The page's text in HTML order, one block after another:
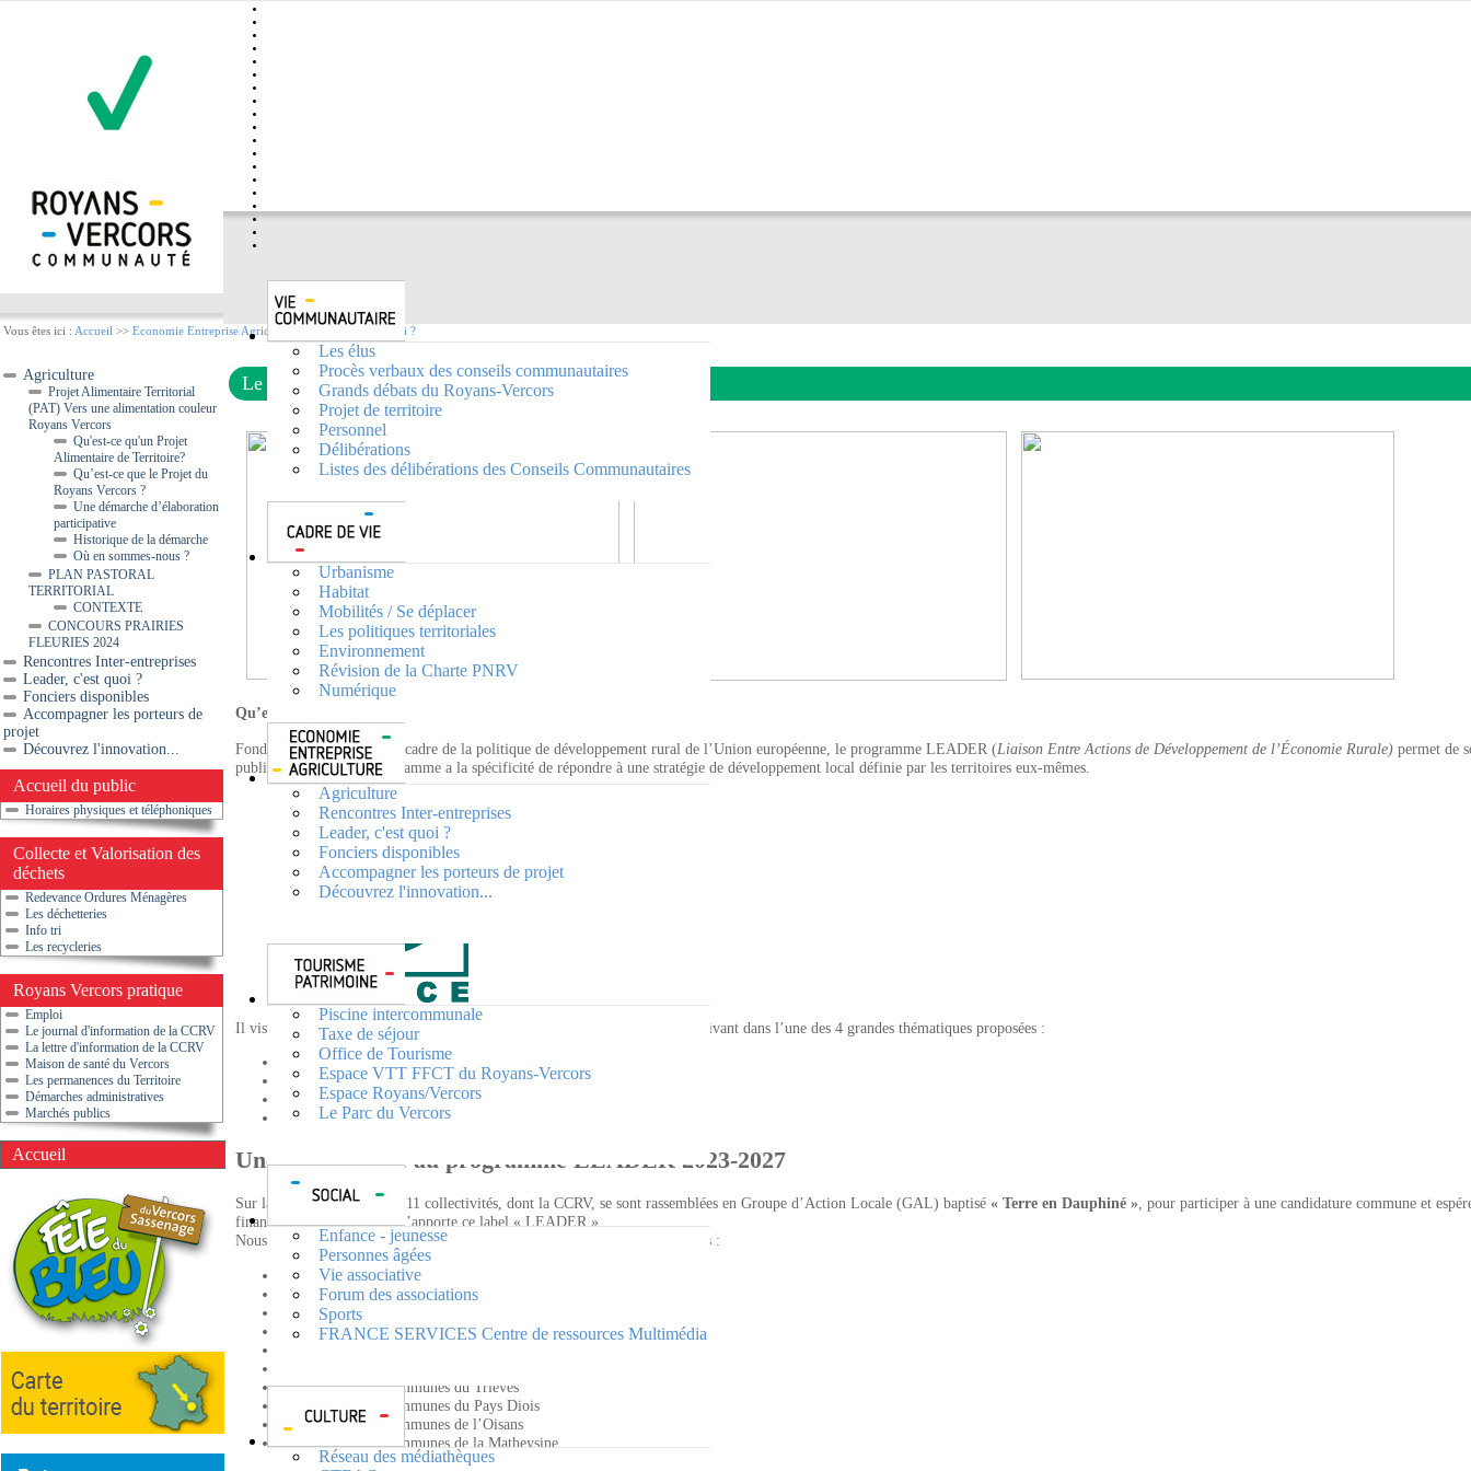
Les élus
Procès verbaux des conseils communautaires
Grands débats du Royans-Vercors
Projet de territoire
Personnel
Délibérations
Listes des délibérations des Conseils Communautaires
Urbanisme
Habitat
Mobilités / Se déplacer
Les politiques territoriales
Environnement
Révision de la Charte PNRV
Numérique
Agriculture
Rencontres Inter-entreprises
Leader, c'est quoi ?
Fonciers disponibles
Accompagner les porteurs de projet
Découvrez l'innovation...
Piscine intercommunale
Taxe de séjour
Office de Tourisme
Espace VTT FFCT du Royans-Vercors
Espace Royans/Vercors
Le Parc du Vercors
Enfance - jeunesse
Personnes âgées
Vie associative
Forum des associations
Sports
FRANCE SERVICES Centre de ressources Multimédia
Réseau des médiathèques
Vous êtes ici : Accueil >> Economie Entreprise Agriculture Leader, c'est quoi ?
Agriculture
Projet Alimentaire Territorial
(PAT) Vers une alimentation couleur
Royans Vercors
Qu'est-ce qu'un Projet
Alimentaire de Territoire?
Qu’est-ce que le Projet du
Royans Vercors ?
Une démarche d’élaboration
participative
Historique de la démarche
Où en sommes-nous ?
PLAN PASTORAL
TERRITORIAL
CONTEXTE
CONCOURS PRAIRIES
FLEURIES 2024
Rencontres Inter-entreprises
Leader, c'est quoi ?
Fonciers disponibles
Accompagner les porteurs de
projet
Découvrez l'innovation...
Accueil du public
Horaires physiques et téléphoniques
Collecte et Valorisation des
déchets
Redevance Ordures Ménagères
Les déchetteries
Info tri
Les recycleries
Royans Vercors pratique
Emploi
Le journal d'information de la CCRV
La lettre d'information de la CCRV
Maison de santé du Vercors
Les permanences du Territoire
Démarches administratives
Marchés publics
Accueil
Le programme LEADER sur le territoire Royans-Vercors
Qu’est ce que LEADER ?
Fonds mis en place dans le cadre de la politique de développement rural de l’Union européenne, le programme LEADER (Liaison Entre Actions de Développement de l’Économie Rurale) permet de
publics ou privés. Ce programme a la spécificité de répondre à une stratégie de développement local définie par les territoires eux-mêmes.
Il vise en effet à encourager et à financer la mise en œuvre de projets s’inscrivant dans l’une des 4 grandes thématiques proposées :
Transitions énergétiques & écologiques
Revitalisation des centres-bourgs
Développement touristique local
Economie et emploi.
Une candidature au programme LEADER 2023-2027
Sur la région Dauphinoise, 11 collectivités, dont la CCRV, se sont rassemblées en Groupe d’Action Locale (GAL) baptisé « Terre en Dauphiné », pour participer à une candidature commune et
financements importants qu’apporte ce label « LEADER ».
Nous retrouvons aux côtés de la Communauté de Communes Royans-Vercors :
Parc Naturel Régional du Vercors
Bièvre Isère Communauté
Communauté de communes les Balcons du Dauphiné
Communauté de communes les Vals du Dauphiné
Communauté de communes du Trièves
Communauté de communes du Pays Diois
Communauté de communes de l’Oisans
Communauté de communes de la Matheysine